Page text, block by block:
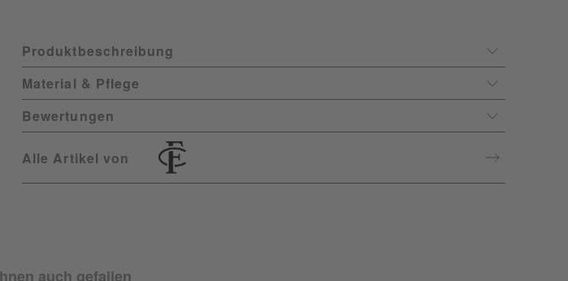
Produktbeschreibung
Material & Pflege
Bewertungen
Alle Artikel von
auch gefallen